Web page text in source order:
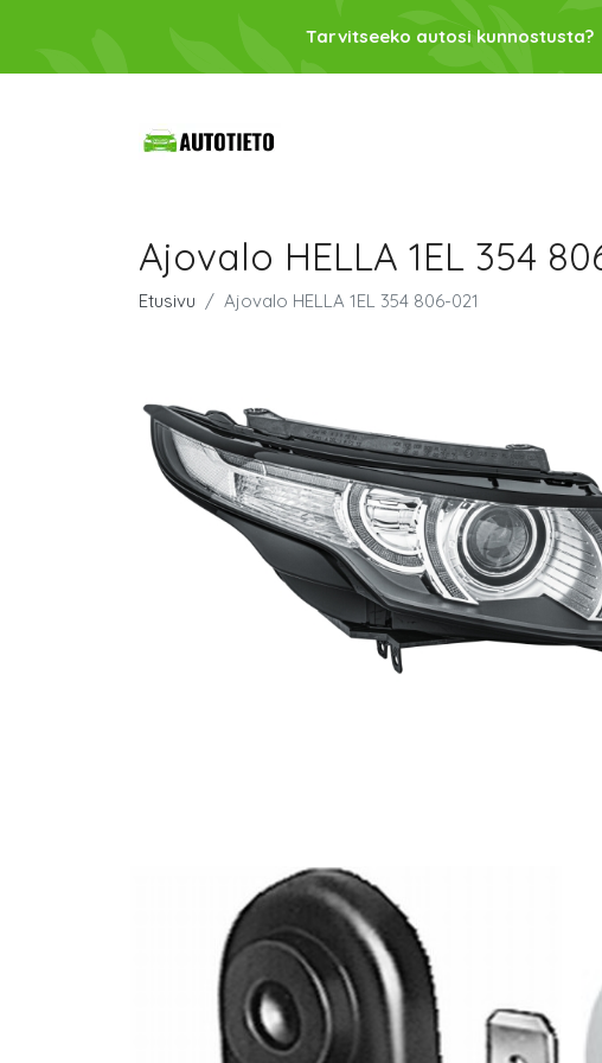
Tarvitseeko autosi kunnostusta?
Ajovalo HELLA 1EL 354
Etusivu Ajovalo HELLA 1EL 354 806-021